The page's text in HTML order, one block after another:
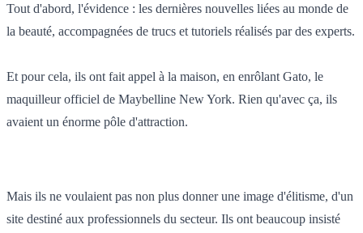
Tout d'abord, l'évidence : les dernières nouvelles liées au monde de
la beauté, accompagnées de trucs et tutoriels réalisés par des experts.
Et pour cela, ils ont fait appel à la maison, en enrôlant Gato, le
maquilleur officiel de Maybelline New York. Rien qu'avec ça, ils
avaient un énorme pôle d'attraction.
Mais ils ne voulaient pas non plus donner une image d'élitisme, d'un
site destiné aux professionnels du secteur. Ils ont beaucoup insisté